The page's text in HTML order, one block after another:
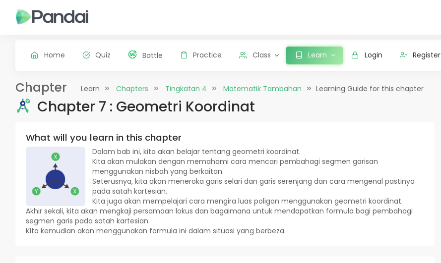
Home Quiz Battle Practice Class Learn Login Register
Chapter Learn Chapters Tingkatan 4 Matematik Tambahan Learning Guide for this chapter
Chapter 7 : Geometri Koordinat
What will you learn in this chapter
Dalam bab ini, kita akan belajar tentang geometri koordinat.
Kita akan mulakan dengan memahami cara mencari pembahagi segmen garisan
menggunakan nisbah yang berkaitan.
Seterusnya, kita akan meneroka garis selari dan garis serenjang dan cara mengenal pastinya
pada satah kartesian.
Kita juga akan mempelajari cara mengira luas poligon menggunakan geometri koordinat.
Akhir sekali, kita akan mengkaji persamaan lokus dan bagaimana untuk mendapatkan formula bagi pembahagi
segmen garis pada satah kartesian.
Kita kemudian akan menggunakan formula ini dalam situasi yang berbeza.